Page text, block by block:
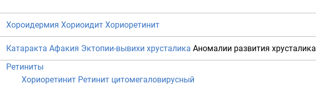
Хороидермия Хориоидит Хориоретинит
Катаракта Афакия Эктопии-вывихи хрусталика Аномалии развития хрусталика
Ретиниты
Хориоретинит Ретинит цитомегаловирусный